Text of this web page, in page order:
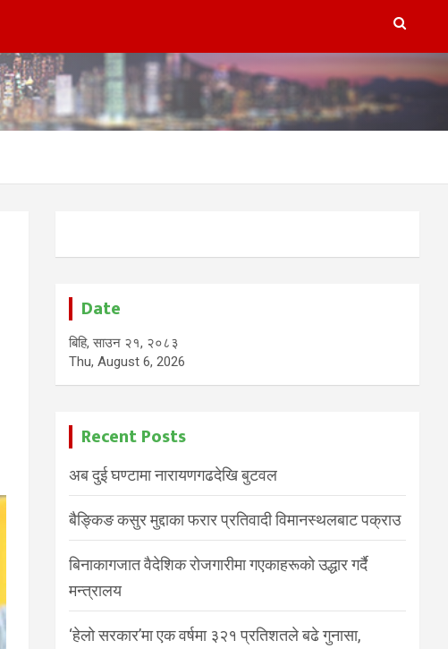
Date
बिहि, साउन २१, २०८३
Thu, August 6, 2026
Recent Posts
अब दुई घण्टामा नारायणगढदेखि बुटवल
बैङ्किङ कसुर मुद्दाका फरार प्रतिवादी विमानस्थलबाट पक्राउ
बिनाकागजात वैदेशिक रोजगारीमा गएकाहरूको उद्धार गर्दै
मन्त्रालय
‘हेलो सरकार’मा एक वर्षमा ३२१ प्रतिशतले बढे गुनासा,